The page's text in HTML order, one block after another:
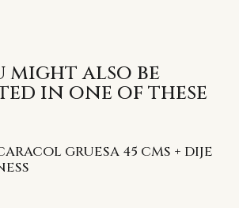
might also be
in one of these
GRUESA 45 CMS + DIJE